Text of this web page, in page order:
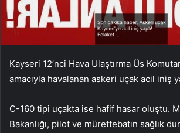
Kayseri 12’nci Hava Ulaştırma Üs
amacıyla havalanan askeri uçak acil iniş
C-160 tipi uçakta ise hafif hasar oluştu.
Bakanlığı, pilot ve mürettebatın sağlık